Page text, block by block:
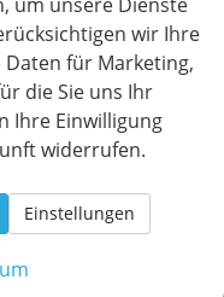
wir Ihre
für Marketing,
die Sie uns Ihr
Ihre Einwilligung
widerrufen.
Einstellungen